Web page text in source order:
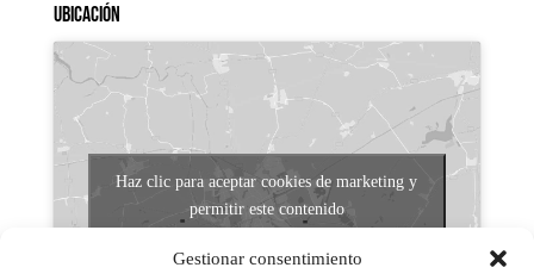
Gestionar consentimiento
Ubicación
Haz clic para aceptar cookies de marketing y
permitir este contenido